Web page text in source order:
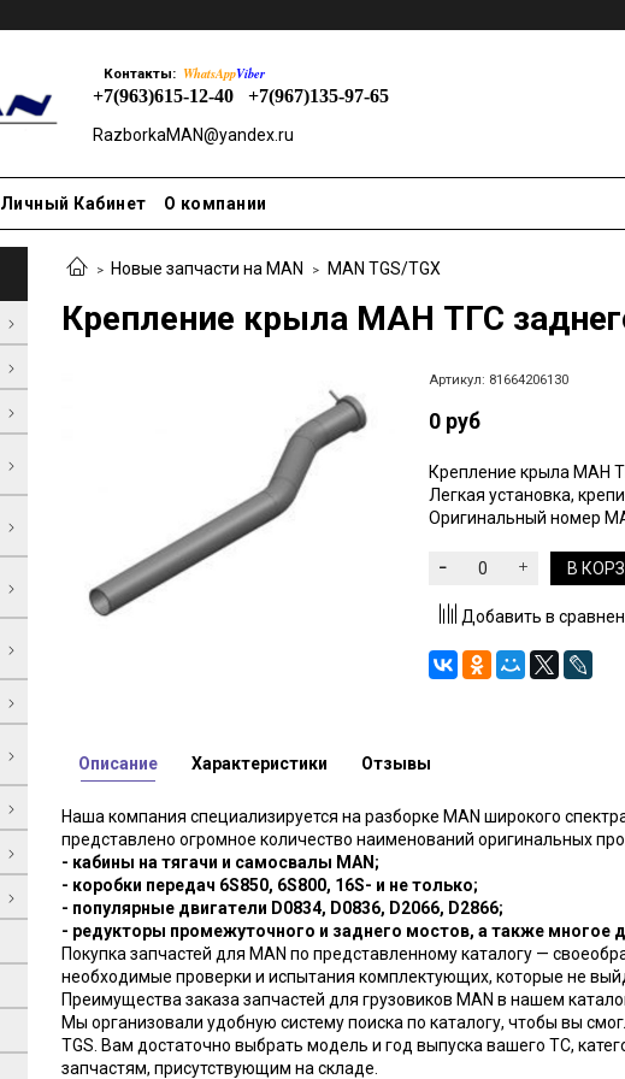
Контакты: WhatsAppViber
+7(963)615-12-40 +7(967)135-97-65
RazborkaMAN@yandex.ru
Личный Кабинет О компании
Новые запчасти на MAN MAN TGS/TGX
Крепление крыла МАН ТГС
Артикул: 81664206130
0 руб
Крепление крыла МАН
Легкая установка,
Оригинальный номер
В
Добавить в
Описание
Наша компания специализируется на разборке MAN широкого
представлено огромное количество наименований оригинальных
- кабины на тягачи и самосвалы MAN;
- коробки передач 6S850, 6S800, 16S- и не только;
- популярные двигатели D0834, D0836, D2066, D2866;
- редукторы промежуточного и заднего мостов, а также многое
Покупка запчастей для MAN по представленному каталогу —
необходимые проверки и испытания комплектующих, которые не
Преимущества заказа запчастей для грузовиков MAN в нашем
Мы организовали удобную систему поиска по каталогу, чтобы вы
TGS. Вам достаточно выбрать модель и год выпуска вашего ТС,
запчастям, присутствующим на складе.
Характеристики Отзывы